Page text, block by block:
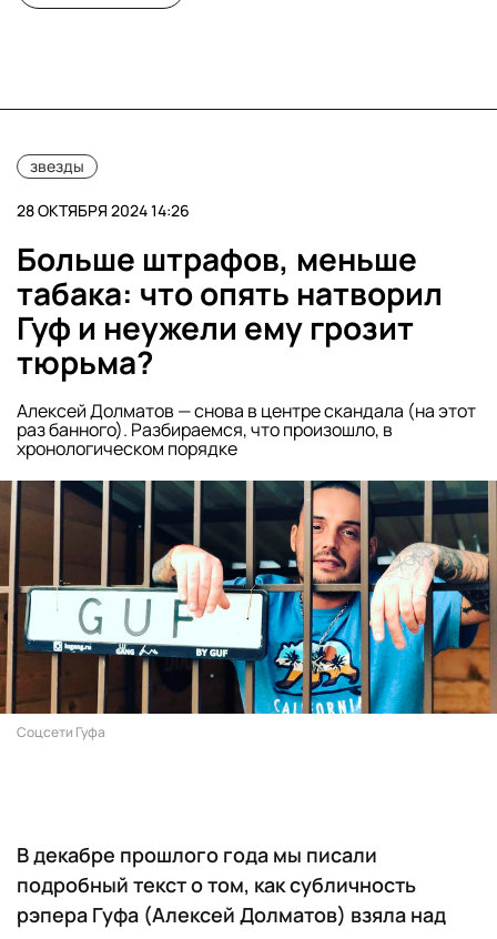
звезды
28 ОКТЯБРЯ 2024 14:26
Больше штрафов, меньше
табака: что опять натворил
Гуф и неужели ему грозит
тюрьма?
Алексей Долматов — снова в центре скандала (на этот
раз банного). Разбираемся, что произошло, в
хронологическом порядке
Соцсети Гуфа
В декабре прошлого года мы писали
подробный текст о том, как субличность
рэпера Гуфа (Алексей Долматов) взяла над